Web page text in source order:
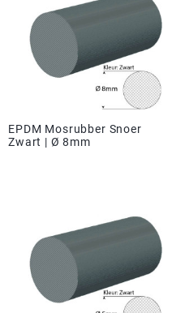
EPDM Mosrubber Snoer
Zwart | Ø 8mm